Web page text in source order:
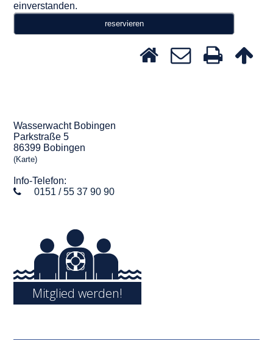
einverstanden.
Wasserwacht Bobingen
Parkstraße 5
86399 Bobingen
(Karte)
Info-Telefon:
0151 / 55 37 90 90
Mitglied werden!